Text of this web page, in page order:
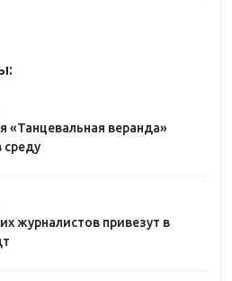
«Танцевальная веранда»
среду
журналистов привезут в